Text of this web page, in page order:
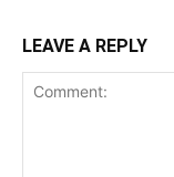
LEAVE A REPLY